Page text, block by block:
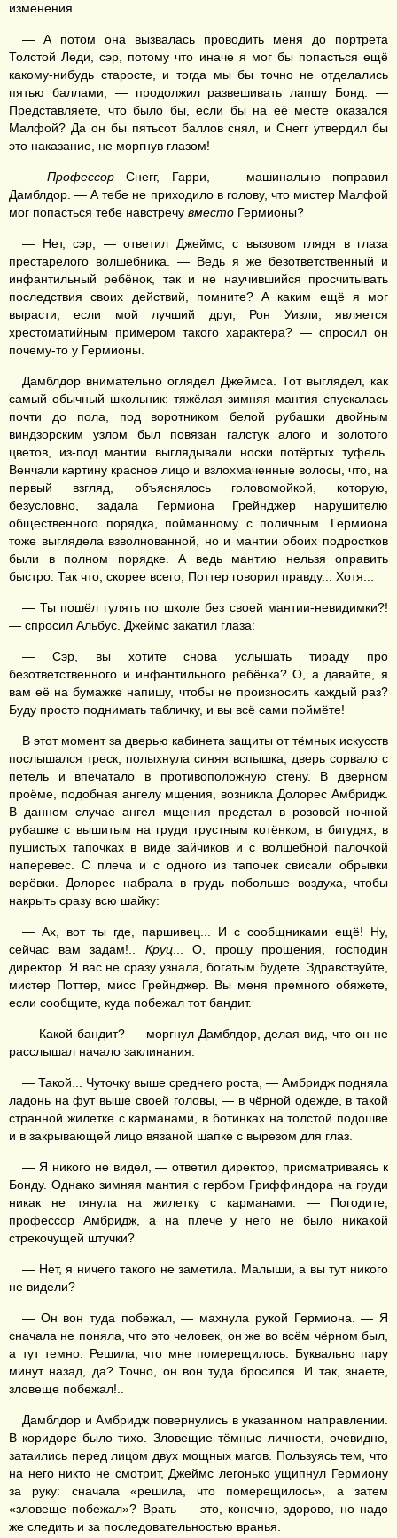
изменения.
— А потом она вызвалась проводить меня до портрета
Толстой Леди, сэр, потому что иначе я мог бы попасться ещё
какому-нибудь старосте, и тогда мы бы точно не отделались
пятью баллами, — продолжил развешивать лапшу Бонд. —
Представляете, что было бы, если бы на её месте оказался
Малфой? Да он бы пятьсот баллов снял, и Снегг утвердил бы
это наказание, не моргнув глазом!
— ПрофессорСнегг, Гарри, — машинально поправил
Дамблдор. — А тебе не приходило в голову, что мистер Малфой
мог попасться тебе навстречу вместо Гермионы?
— Нет, сэр, — ответил Джеймс, с вызовом глядя в глаза
престарелого волшебника. — Ведь я же безответственный и
инфантильный ребёнок, так и не научившийся просчитывать
последствия своих действий, помните? А каким ещё я мог
вырасти, если мой лучший друг, Рон Уизли, является
хрестоматийным примером такого характера? — спросил он
почему-то у Гермионы.
Дамблдор внимательно оглядел Джеймса. Тот выглядел, как
самый обычный школьник: тяжёлая зимняя мантия спускалась
почти до пола, под воротником белой рубашки двойным
виндзорским узлом был повязан галстук алого и золотого
цветов, из-под мантии выглядывали носки потёртых туфель.
Венчали картину красное лицо и взлохмаченные волосы, что, на
первый взгляд, объяснялось головомойкой, которую,
безусловно, задала Гермиона Грейнджер нарушителю
общественного порядка, пойманному с поличным. Гермиона
тоже выглядела взволнованной, но и мантии обоих подростков
были в полном порядке. А ведь мантию нельзя оправить
быстро. Так что, скорее всего, Поттер говорил правду... Хотя...
— Ты пошёл гулять по школе без своей мантии-невидимки?!
— спросил Альбус. Джеймс закатил глаза:
— Сэр, вы хотите снова услышать тираду про
безответственного и инфантильного ребёнка? О, а давайте, я
вам её на бумажке напишу, чтобы не произносить каждый раз?
Буду просто поднимать табличку, и вы всё сами поймёте!
В этот момент за дверью кабинета защиты от тёмных искусств
послышался треск; полыхнула синяя вспышка, дверь сорвало с
петель и впечатало в противоположную стену. В дверном
проёме, подобная ангелу мщения, возникла Долорес Амбридж.
В данном случае ангел мщения предстал в розовой ночной
рубашке с вышитым на груди грустным котёнком, в бигудях, в
пушистых тапочках в виде зайчиков и с волшебной палочкой
наперевес. С плеча и с одного из тапочек свисали обрывки
верёвки. Долорес набрала в грудь побольше воздуха, чтобы
накрыть сразу всю шайку:
— Ах, вот ты где, паршивец... И с сообщниками ещё! Ну,
сейчас вам задам!.. Круц... О, прошу прощения, господин
директор. Я вас не сразу узнала, богатым будете. Здравствуйте,
мистер Поттер, мисс Грейнджер. Вы меня премного обяжете,
если сообщите, куда побежал тот бандит.
— Какой бандит? — моргнул Дамблдор, делая вид, что он не
расслышал начало заклинания.
— Такой... Чуточку выше среднего роста, — Амбридж подняла
ладонь на фут выше своей головы, — в чёрной одежде, в такой
странной жилетке с карманами, в ботинках на толстой подошве
и в закрывающей лицо вязаной шапке с вырезом для глаз.
— Я никого не видел, — ответил директор, присматриваясь к
Бонду. Однако зимняя мантия с гербом Гриффиндора на груди
никак не тянула на жилетку с карманами. — Погодите,
профессор Амбридж, а на плече у него не было никакой
стрекочущей штучки?
— Нет, я ничего такого не заметила. Малыши, а вы тут никого
не видели?
— Он вон туда побежал, — махнула рукой Гермиона. — Я
сначала не поняла, что это человек, он же во всём чёрном был,
а тут темно. Решила, что мне померещилось. Буквально пару
минут назад, да? Точно, он вон туда бросился. И так, знаете,
зловеще побежал!..
Дамблдор и Амбридж повернулись в указанном направлении.
В коридоре было тихо. Зловещие тёмные личности, очевидно,
затаились перед лицом двух мощных магов. Пользуясь тем, что
на него никто не смотрит, Джеймс легонько ущипнул Гермиону
за руку: сначала «решила, что померещилось», а затем
«зловеще побежал»? Врать — это, конечно, здорово, но надо
же следить и за последовательностью вранья.